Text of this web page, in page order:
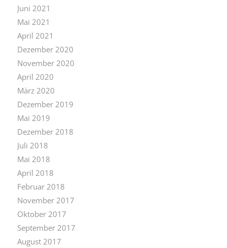
Juni 2021
Mai 2021
April 2021
Dezember 2020
November 2020
April 2020
März 2020
Dezember 2019
Mai 2019
Dezember 2018
Juli 2018
Mai 2018
April 2018
Februar 2018
November 2017
Oktober 2017
September 2017
August 2017